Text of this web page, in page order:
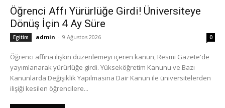
Öğrenci Affı Yürürlüğe Girdi! Üniversiteye
Dönüş İçin 4 Ay Süre
Egitim admin - 9 Ağustos 2026 0
Öğrenci affına ilişkin düzenlemeyi içeren kanun, Resmi Gazete'de
yayımlanarak yürürlüğe girdi. Yükseköğretim Kanunu ve Bazı
Kanunlarda Değişiklik Yapılmasına Dair Kanun ile üniversitelerden
ilişiği kesilen öğrencilere...